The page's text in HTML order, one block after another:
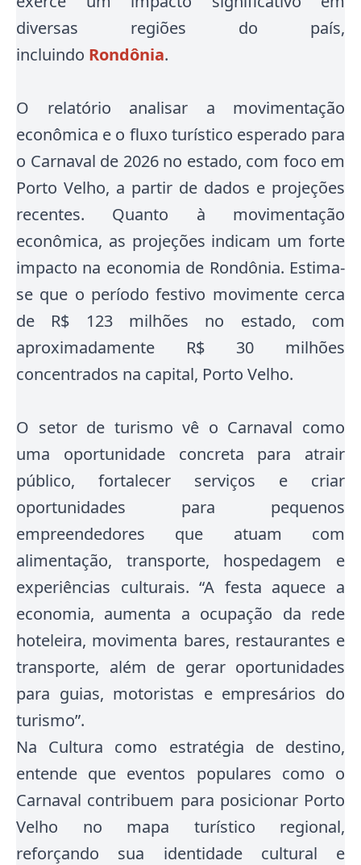
diversas regiões do país,
incluindo Rondônia.
O relatório analisar a movimentação
econômica e o fluxo turístico esperado para
o Carnaval de 2026 no estado, com foco em
Porto Velho, a partir de dados e projeções
recentes. Quanto à movimentação
econômica, as projeções indicam um forte
impacto na economia de Rondônia. Estima-
se que o período festivo movimente cerca
de R$ 123 milhões no estado, com
aproximadamente R$ 30 milhões
concentrados na capital, Porto Velho.
O setor de turismo vê o Carnaval como
uma oportunidade concreta para atrair
público, fortalecer serviços e criar
oportunidades para pequenos
empreendedores que atuam com
alimentação, transporte, hospedagem e
experiências culturais. “A festa aquece a
economia, aumenta a ocupação da rede
hoteleira, movimenta bares, restaurantes e
transporte, além de gerar oportunidades
para guias, motoristas e empresários do
turismo”.
Na Cultura como estratégia de destino,
entende que eventos populares como o
Carnaval contribuem para posicionar Porto
Velho no mapa turístico regional,
reforçando sua identidade cultural e